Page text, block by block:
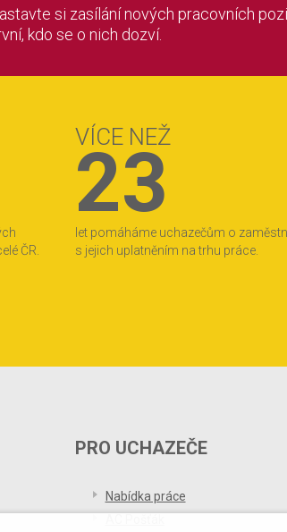
si zasílání nových pracovních
kdo se o nich dozví.
ČR.
VÍCE NEŽ
23
let pomáháme uchazečům o
s jejich uplatněním na trhu práce.
PRO UCHAZEČE
Nabídka práce